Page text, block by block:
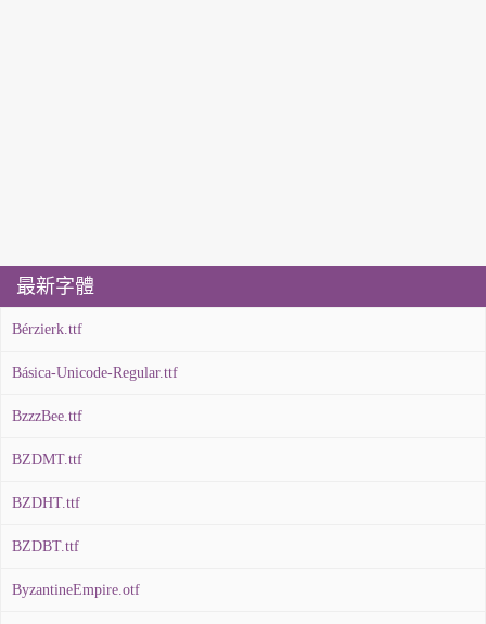
最新字體
Bérzierk.ttf
Básica-Unicode-Regular.ttf
BzzzBee.ttf
BZDMT.ttf
BZDHT.ttf
BZDBT.ttf
ByzantineEmpire.otf